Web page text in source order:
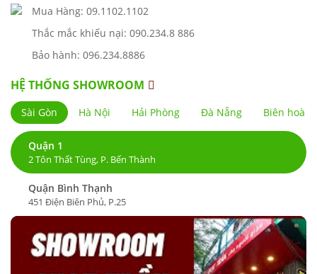
Mua Hàng: 09.1102.1102
Thắc mắc khiếu nại: 090.234.8 886
Bảo hành: 096.234.8886
HỆ THỐNG SHOWROOM
Sài Gòn Hà Nội Hải Phòng Đà Nẵng Biên hoà
Quận 1
2 Tôn Thất Tùng, P. Bến Thành
Quận Bình Thạnh
451 Điện Biên Phủ, P.25